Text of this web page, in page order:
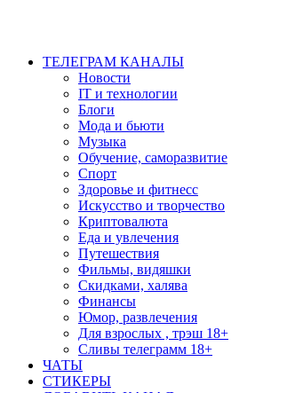
ТЕЛЕГРАМ КАНАЛЫ
Новости
IT и технологии
Блоги
Мода и бьюти
Музыка
Обучение, саморазвитие
Спорт
Здоровье и фитнесс
Искусство и творчество
Криптовалюта
Еда и увлечения
Путешествия
Фильмы, видяшки
Скидками, халява
Финансы
Юмор, развлечения
Для взрослых , трэш 18+
Сливы телеграмм 18+
ЧАТЫ
СТИКЕРЫ